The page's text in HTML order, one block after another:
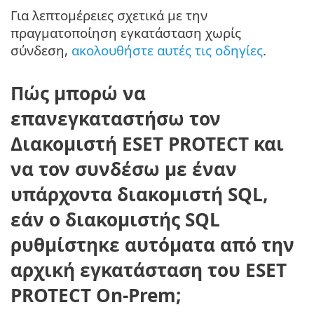
Για λεπτομέρειες σχετικά με την
πραγματοποίηση εγκατάσταση χωρίς
σύνδεση, ακολουθήστε αυτές τις οδηγίες.
Πώς μπορώ να
επανεγκαταστήσω τον
Διακομιστή ESET PROTECT και
να τον συνδέσω με έναν
υπάρχοντα διακομιστή SQL,
εάν ο διακομιστής SQL
ρυθμίστηκε αυτόματα από την
αρχική εγκατάσταση του ESET
PROTECT On-Prem;